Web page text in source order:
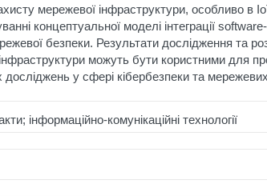
мережевої інфраструктури, особливо в
концептуальної моделі інтеграції
безпеки. Результати дослідження та
інфраструктури можуть бути користними для
у сфері кібербезпеки та мережевих
інформаційно-комунікаційні технології